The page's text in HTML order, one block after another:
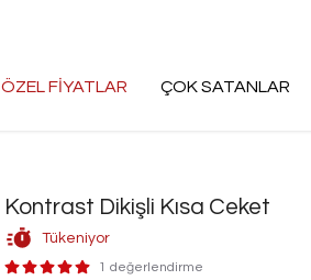
ÖZEL FİYATLAR ÇOK SATANLAR
Kontrast Dikişli Kısa Ceket
Tükeniyor
1 değerlendirme